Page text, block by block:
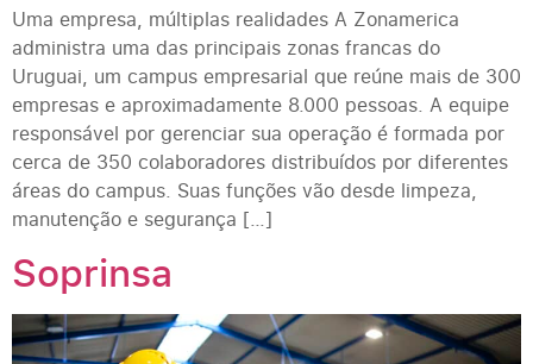
Uma empresa, múltiplas realidades A Zonamerica
administra uma das principais zonas francas do
Uruguai, um campus empresarial que reúne mais de 300
empresas e aproximadamente 8.000 pessoas. A equipe
responsável por gerenciar sua operação é formada por
cerca de 350 colaboradores distribuídos por diferentes
áreas do campus. Suas funções vão desde limpeza,
manutenção e segurança […]
Soprinsa